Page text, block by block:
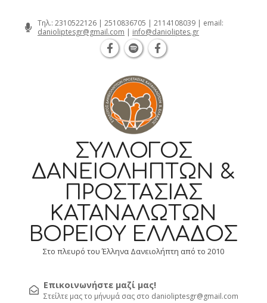
Τηλ.: 2310522126 | 2510836705 | 2114108039 | email:
danioliptesgr@gmail.com | info@danioliptes.gr
ΣΎΛΛΟΓΟΣ
ΔΑΝΕΙΟΛΗΠΤΏΝ &
ΠΡΟΣΤΑΣΊΑΣ
ΚΑΤΑΝΑΛΩΤΏΝ
ΒΟΡΕΊΟΥ ΕΛΛΆΔΟΣ
Στο πλευρό του Έλληνα Δανειολήπτη από το 2010
Επικοινωνήστε μαζί μας!
Στείλτε μας το μήνυμά σας στο danioliptesgr@gmail.com